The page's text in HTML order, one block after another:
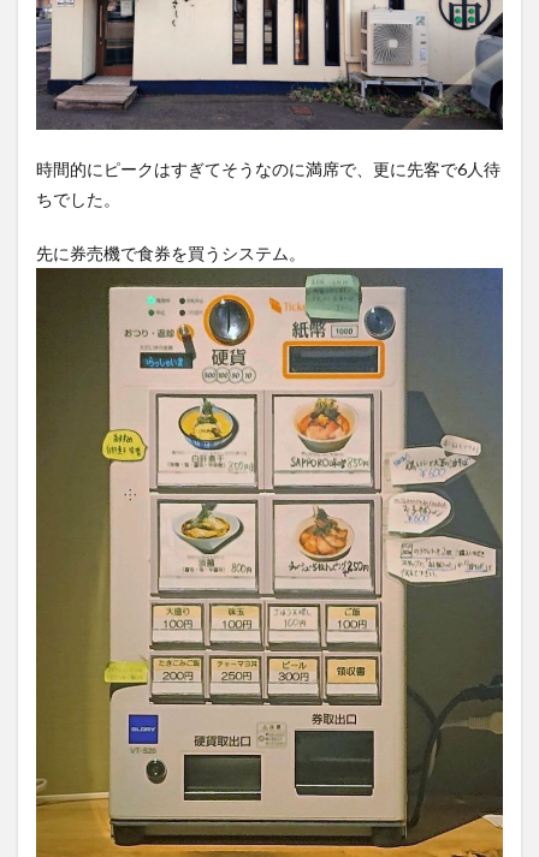
時間的にピークはすぎてそうなのに満席で、更に先客で6人待
ちでした。
先に券売機で食券を買うシステム。